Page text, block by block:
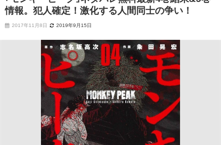
情報。犯人確定！激化する人間同士の争い！
2017年11月8日 2019年9月15日